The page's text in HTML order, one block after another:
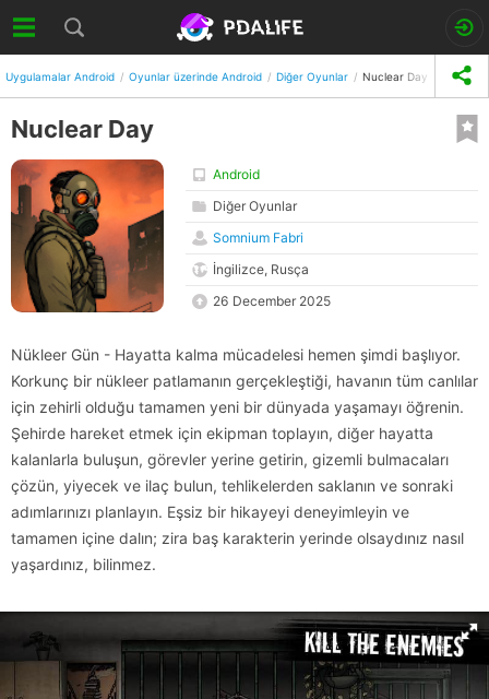
Uygulamalar Android Oyunlar üzerinde Android Diğer Oyunlar Nuclear Day
Nuclear Day
Android
Diğer Oyunlar
Somnium Fabri
İngilizce, Rusça
26 December 2025
Nükleer Gün - Hayatta kalma mücadelesi hemen şimdi başlıyor.
Korkunç bir nükleer patlamanın gerçekleştiği, havanın tüm canlılar
için zehirli olduğu tamamen yeni bir dünyada yaşamayı öğrenin.
Şehirde hareket etmek için ekipman toplayın, diğer hayatta
kalanlarla buluşun, görevler yerine getirin, gizemli bulmacaları
çözün, yiyecek ve ilaç bulun, tehlikelerden saklanın ve sonraki
adımlarınızı planlayın. Eşsiz bir hikayeyi deneyimleyin ve
tamamen içine dalın; zira baş karakterin yerinde olsaydınız nasıl
yaşardınız, bilinmez.